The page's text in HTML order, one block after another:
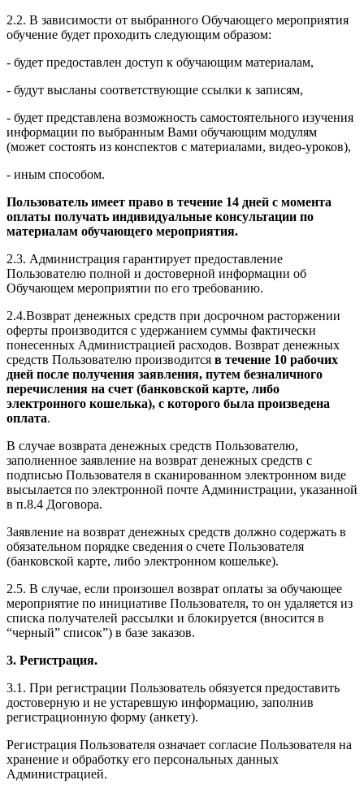
2.2. В зависимости от выбранного Обучающего мероприятия
обучение будет проходить следующим образом:
- будет предоставлен доступ к обучающим материалам,
- будут высланы соответствующие ссылки к записям,
- будет представлена возможность самостоятельного изучения
информации по выбранным Вами обучающим модулям
(может состоять из конспектов с материалами, видео-уроков),
- иным способом.
Пользователь имеет право в течение 14 дней с момента
оплаты получать индивидуальные консультации по
материалам обучающего мероприятия.
2.3. Администрация гарантирует предоставление
Пользователю полной и достоверной информации об
Обучающем мероприятии по его требованию.
2.4.Возврат денежных средств при досрочном расторжении
оферты производится с удержанием суммы фактически
понесенных Администрацией расходов. Возврат денежных
средств Пользователю производится в течение 10 рабочих
дней после получения заявления, путем безналичного
перечисления на счет (банковской карте, либо
электронного кошелька), с которого была произведена
оплата.
В случае возврата денежных средств Пользователю,
заполненное заявление на возврат денежных средств с
подписью Пользователя в сканированном электронном виде
высылается по электронной почте Администрации, указанной
в п.8.4 Договора.
Заявление на возврат денежных средств должно содержать в
обязательном порядке сведения о счете Пользователя
(банковской карте, либо электронном кошельке).
2.5. В случае, если произошел возврат оплаты за обучающее
мероприятие по инициативе Пользователя, то он удаляется из
списка получателей рассылки и блокируется (вносится в
“черный” список”) в базе заказов.
3. Регистрация.
3.1. При регистрации Пользователь обязуется предоставить
достоверную и не устаревшую информацию, заполнив
регистрационную форму (анкету).
Регистрация Пользователя означает согласие Пользователя на
хранение и обработку его персональных данных
Администрацией.